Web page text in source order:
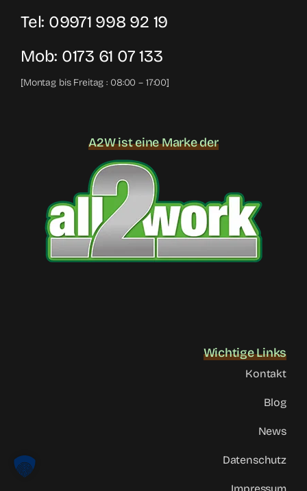
Tel: 09971 998 92 19
Mob: 0173 61 07 133
[Montag bis Freitag : 08:00 – 17:00]
A2W ist eine Marke der
Wichtige Links
Kontakt
Blog
News
Datenschutz
Impressum